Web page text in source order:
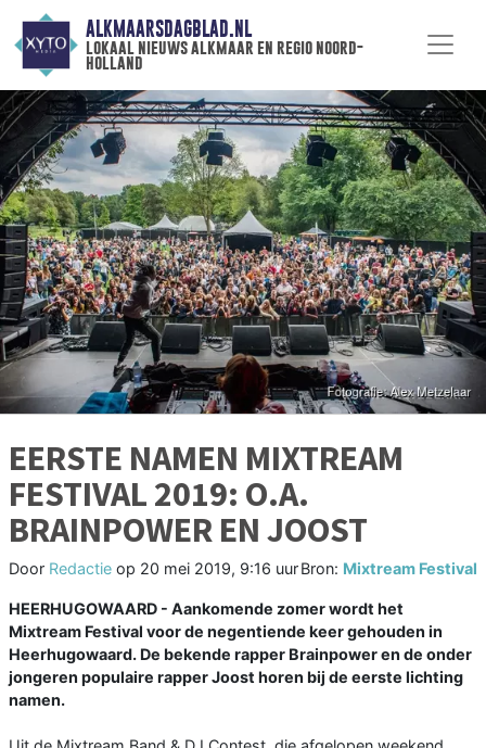
ALKMAARSDAGBLAD.NL
lokaal nieuws alkmaar en regio noord-
holland
EERSTE NAMEN MIXTREAM
FESTIVAL 2019: O.A.
BRAINPOWER EN JOOST
Door Redactie op 20 mei 2019, 9:16 uurBron: Mixtream Festival
HEERHUGOWAARD - Aankomende zomer wordt het
Mixtream Festival voor de negentiende keer gehouden in
Heerhugowaard. De bekende rapper Brainpower en de onder
jongeren populaire rapper Joost horen bij de eerste lichting
namen.